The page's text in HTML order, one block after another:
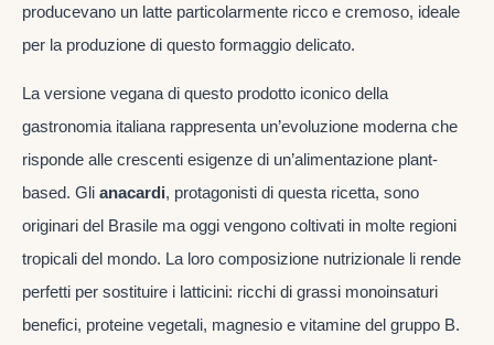
producevano un latte particolarmente ricco e cremoso, ideale
per la produzione di questo formaggio delicato.
La versione vegana di questo prodotto iconico della
gastronomia italiana rappresenta un’evoluzione moderna che
risponde alle crescenti esigenze di un’alimentazione plant-
based. Gli anacardi, protagonisti di questa ricetta, sono
originari del Brasile ma oggi vengono coltivati in molte regioni
tropicali del mondo. La loro composizione nutrizionale li rende
perfetti per sostituire i latticini: ricchi di grassi monoinsaturi
benefici, proteine vegetali, magnesio e vitamine del gruppo B.